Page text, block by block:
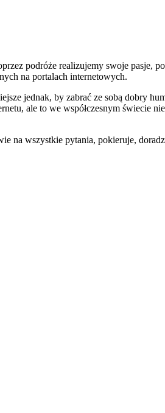
podróże realizujemy swoje pasje,
na portalach internetowych.
jednak, by zabrać ze sobą dobry
ale to we współczesnym świecie
na wszystkie pytania, pokieruje,